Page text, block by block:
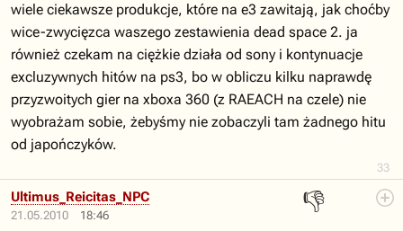
33
wiele ciekawsze produkcje, które na e3 zawitają, jak choćby
wice-zwycięzca waszego zestawienia dead space 2. ja
również czekam na ciężkie działa od sony i kontynuacje
excluzywnych hitów na ps3, bo w obliczu kilku naprawdę
przyzwoitych gier na xboxa 360 (z RAEACH na czele) nie
wyobrażam sobie, żebyśmy nie zobaczyli tam żadnego hitu
od japończyków.
21.05.2010 18:46
👎
Ultimus_Reicitas_NPC